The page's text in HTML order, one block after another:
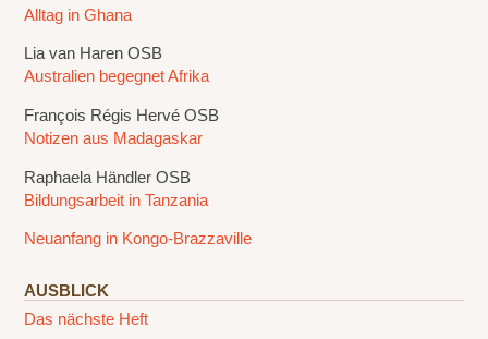
Alltag in Ghana
Lia van Haren OSB
Australien begegnet Afrika
François Régis Hervé OSB
Notizen aus Madagaskar
Raphaela Händler OSB
Bildungsarbeit in Tanzania
Neuanfang in Kongo-Brazzaville
AUSBLICK
Das nächste Heft